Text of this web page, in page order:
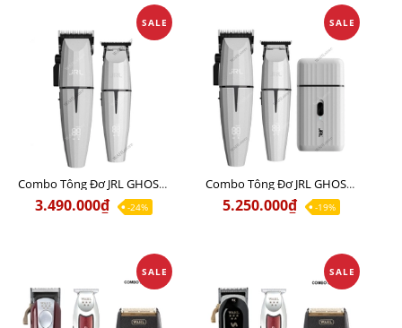
SALE
Combo Tông Đơ JRL GHOST 1 Limited Edition Chính Hãng USA
3.490.000₫ -24%
SALE
Combo Tông Đơ JRL GHOST 2 Limited Edition Chính Hãng USA
5.250.000₫ -19%
SALE SALE